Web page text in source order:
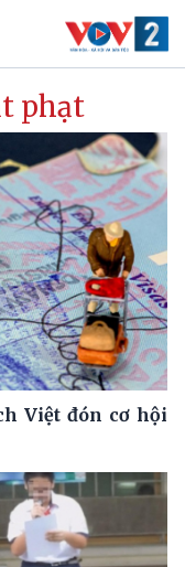
phạt
Việt đón cơ hội